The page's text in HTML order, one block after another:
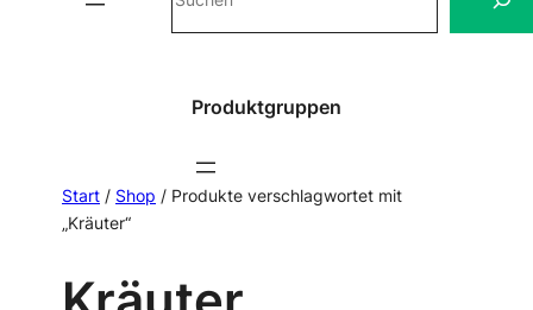
Produktgruppen
Start / Shop / Produkte verschlagwortet mit
„Kräuter“